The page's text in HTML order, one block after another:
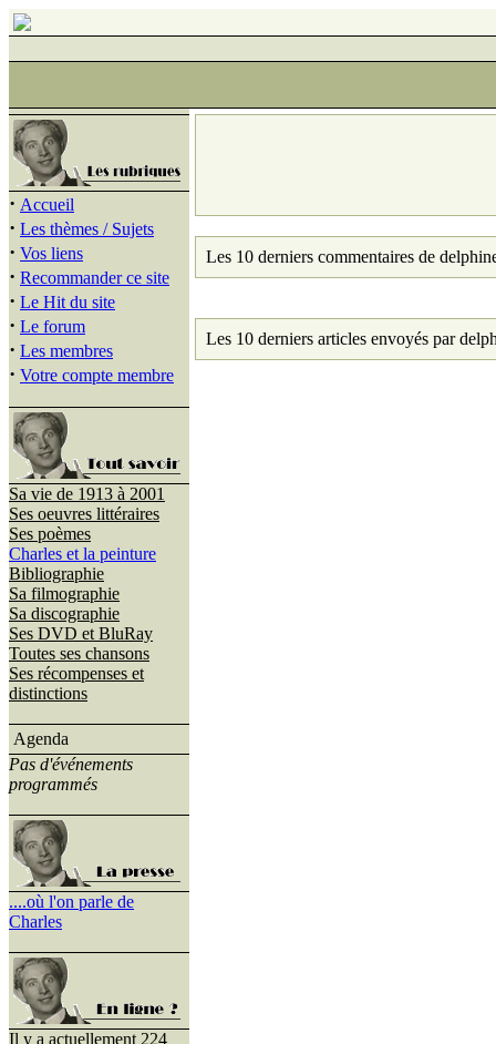
· Accueil
· Les thèmes / Sujets
· Vos liens
· Recommander ce site
· Le Hit du site
· Le forum
· Les membres
· Votre compte membre
Sa vie de 1913 à 2001
Ses oeuvres littéraires
Ses poèmes
Charles et la peinture
Bibliographie
Sa filmographie
Sa discographie
Ses DVD et BluRay
Toutes ses chansons
Ses récompenses et
distinctions
Agenda
Pas d'événements
programmés
....où l'on parle de
Charles
Il y a actuellement 224
Les 10 derniers commentaires de
Les 10 derniers articles envoyés par